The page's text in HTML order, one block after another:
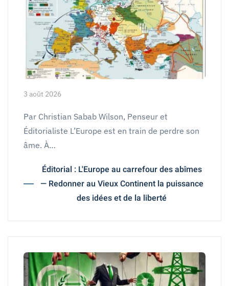
3 août 2026
Par Christian Sabab Wilson, Penseur et
Éditorialiste L’Europe est en train de perdre son
âme. À…
Éditorial : L'Europe au carrefour des abîmes
— Redonner au Vieux Continent la puissance
des idées et de la liberté